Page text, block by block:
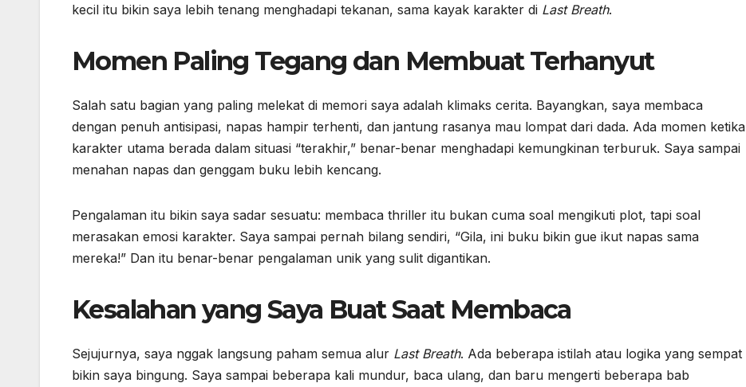
kecil itu bikin saya lebih tenang menghadapi tekanan, sama kayak karakter di Last Breath.
Momen Paling Tegang dan Membuat Terhanyut
Salah satu bagian yang paling melekat di memori saya adalah klimaks cerita. Bayangkan, saya membaca
dengan penuh antisipasi, napas hampir terhenti, dan jantung rasanya mau lompat dari dada. Ada momen ketika
karakter utama berada dalam situasi “terakhir,” benar-benar menghadapi kemungkinan terburuk. Saya sampai
menahan napas dan genggam buku lebih kencang.
Pengalaman itu bikin saya sadar sesuatu: membaca thriller itu bukan cuma soal mengikuti plot, tapi soal
merasakan emosi karakter. Saya sampai pernah bilang sendiri, “Gila, ini buku bikin gue ikut napas sama
mereka!” Dan itu benar-benar pengalaman unik yang sulit digantikan.
Kesalahan yang Saya Buat Saat Membaca
Sejujurnya, saya nggak langsung paham semua alur Last Breath. Ada beberapa istilah atau logika yang sempat
bikin saya bingung. Saya sampai beberapa kali mundur, baca ulang, dan baru mengerti beberapa bab